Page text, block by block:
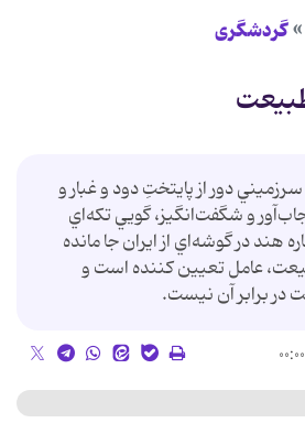
گردشگری
دور از پايتختِ دود و غبار و
و شگفت‌انگيز، گويي تكه‌اي
هند در گوشه‌اي از ايران جا مانده‌
عامل تعيين كننده است و
در برابر آن نيست.